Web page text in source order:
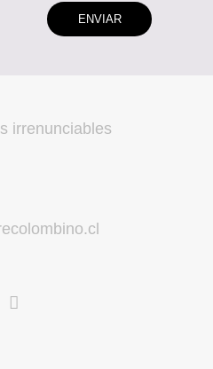
ENVIAR
irrenunciables